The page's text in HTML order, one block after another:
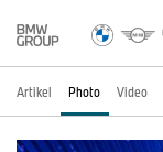
Artikel Photo Video